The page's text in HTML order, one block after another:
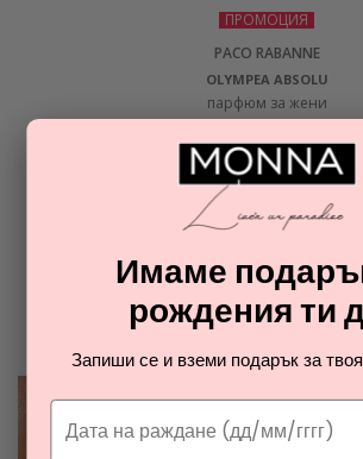
ПРОМОЦИЯ
PACO RABANNE
OLYMPEA ABSOLU
парфюм за жени
64,23 €
ОТ РАЯ НА
Разгледайте най-новите ни тайни
Имаме
рождения ти
Запиши се и вземи подарък за